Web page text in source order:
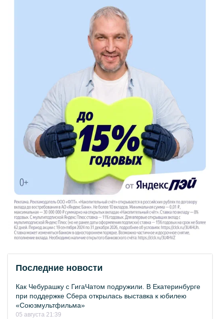
Последние новости
Как Чебурашку с ГигаЧатом подружили. В Екатеринбурге
при поддержке Сбера открылась выставка к юбилею
«Союзмультфильма»
05 августа 21:39